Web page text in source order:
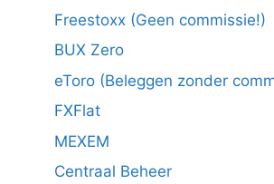
Freestoxx (Geen commissie!)
BUX Zero
eToro (Beleggen zonder
FXFlat
MEXEM
Centraal Beheer